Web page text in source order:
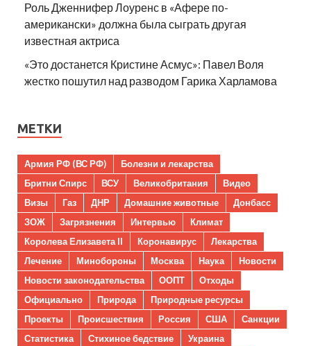
Роль Дженнифер Лоуренс в «Афере по-
американски» должна была сыграть другая
известная актриса
«Это достанется Кристине Асмус»: Павел Воля
жестко пошутил над разводом Гарика Харламова
МЕТКИ
Армия РФ (ВС РФ)
Болезни и лекарства
Бритни Спирс
ВСУ Великобритания
Видео
Визы
Газ ДНР Домашние животные
Донбасс
ЗОЖ
Загрязнения Интервью
Климат
Королева Елизавета II
Коронавирус
Лекарства
Лечение
Минобороны Москва Наука
Новости
Новости законодательства
ООПТ
Отходы
Официально
Природа
Природные ресурсы
Проекты
Происшествия Россия США
Санкции
Статистика
Стихиное бедствие
Украина